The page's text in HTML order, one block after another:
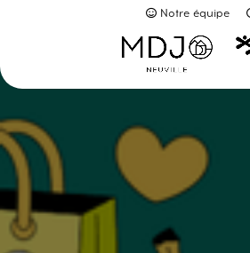
Notre équipe